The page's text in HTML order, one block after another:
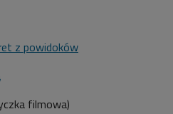
z powidoków
filmowa)